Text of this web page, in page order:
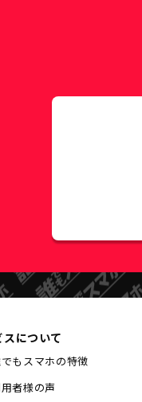
スについて
もスマホの特徴
者様の声